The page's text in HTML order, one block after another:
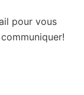
pour vous